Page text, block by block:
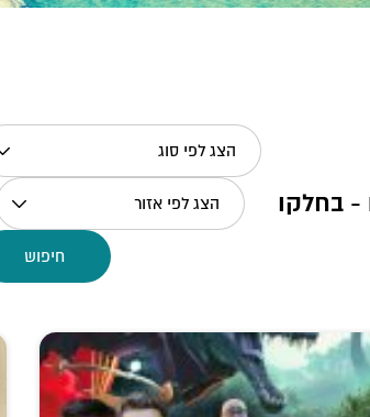
- בחלקו
הצג לפי סוג
הצג לפי אזור
חיפוש